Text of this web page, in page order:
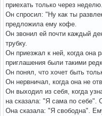
приехать только через неделю.
Он спросил: "Ну как ты
предложила ему кофе.
Он звонил ей почти каждый
трубку.
Он приезжал к ней, когда она
приглашения были такими
Он понял, что хочет быть
Он нервничал, когда она не
Он выходил из себя, когда
на сказала: "Я сама по себе".
Она сказала: "Я свободна".